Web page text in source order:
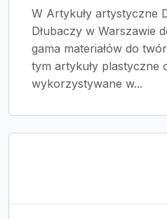
W Artykuły artystyczne
Dłubaczy w Warszawie
gama materiałów do
tym artykuły plastyczne
wykorzystywane w...